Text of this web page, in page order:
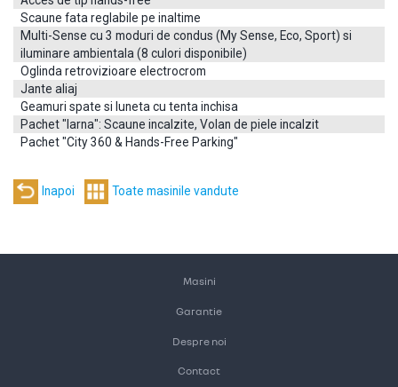
Telefon
+4 (0)745 774 446
Chat
Facebook Messenger
Email
vanzari.executivecars@gmail.com
Adresa
Romania
Pentru messenger si mail, copiati link-ul de referinta urmator:
Scaune fata reglabile pe inaltime
Multi-Sense cu 3 moduri de condus (My Sense, Eco, Sport) si
iluminare ambientala (8 culori disponibile)
Oglinda retrovizioare electrocrom
Jante aliaj
Geamuri spate si luneta cu tenta inchisa
Pachet "Iarna": Scaune incalzite, Volan de piele incalzit
Pachet "City 360 & Hands-Free Parking"
Masini
Garantie
Despre noi
Contact